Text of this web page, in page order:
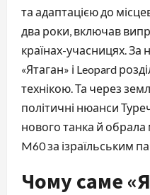
та адаптацією до
два роки, включав
країнах-учасницях. За
«Ятаган» і Leopard
технікою. Та через
політичні нюанси
нового танка й
M60 за ізраїльським
Чому саме